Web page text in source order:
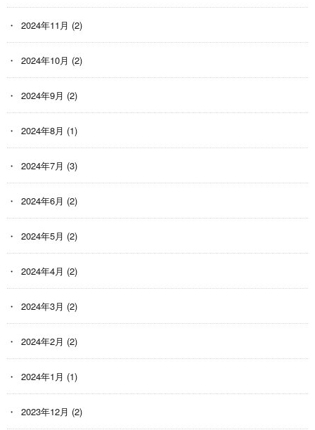
2024年11月 (2)
2024年10月 (2)
2024年9月 (2)
2024年8月 (1)
2024年7月 (3)
2024年6月 (2)
2024年5月 (2)
2024年4月 (2)
2024年3月 (2)
2024年2月 (2)
2024年1月 (1)
2023年12月 (2)